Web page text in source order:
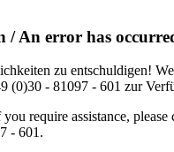
/ An error has
zu entschuldigen!
(0)30 - 81097 - 601 zur
require assistance, please
- 601.